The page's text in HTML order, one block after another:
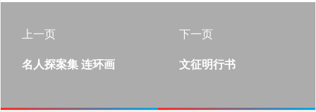
上一页
名人探案集 连环画
下一页
文征明行书